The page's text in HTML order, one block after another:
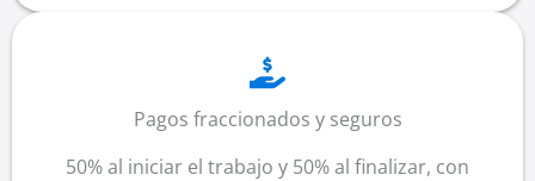
Pagos fraccionados y seguros
50% al iniciar el trabajo y 50% al finalizar, con